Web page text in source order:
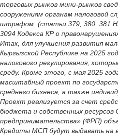
торговых рынков мини-рынков
сооружениям органам налоговой
штрафом. (статьи 379, 380, 381
3094 Кодекса КР о
Итак, для улучшения развития
Кыргызской Республике на 2025
налогового регулирования,
среду. Кроме этого, с мая 2025
масштабный проект по
среднего бизнеса, а также
Проект реализуется за счет
бюджета и собственных
предпринимательства» (ФРП)
Кредиты МСП будут выдавать на